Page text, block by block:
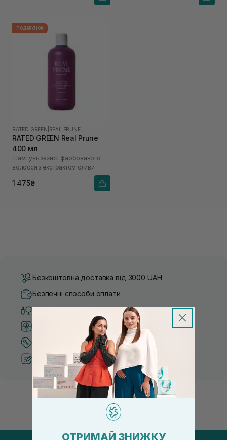
ПОДАРУНОК
RATED GREEN REAL PRUNE
RATED GREEN Real Prune
400 мл
Шампунь захист фарбованого
волосся з екстрактом сливи
1 475₴
Безкоштовна доставка від 3000 UAH
Безпечні способи оплати
Тільки оригінальна косметика
Система бонусів та лояльності
Кращі ціни та топ товари
Рекомендації від косметологів
ОТРИМАЙ ЗНИЖКУ